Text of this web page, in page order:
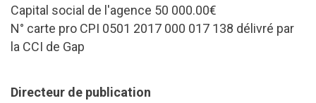
Capital social de l'agence 50 000.00€
N° carte pro CPI 0501 2017 000 017 138 délivré par
la CCI de Gap
Directeur de publication